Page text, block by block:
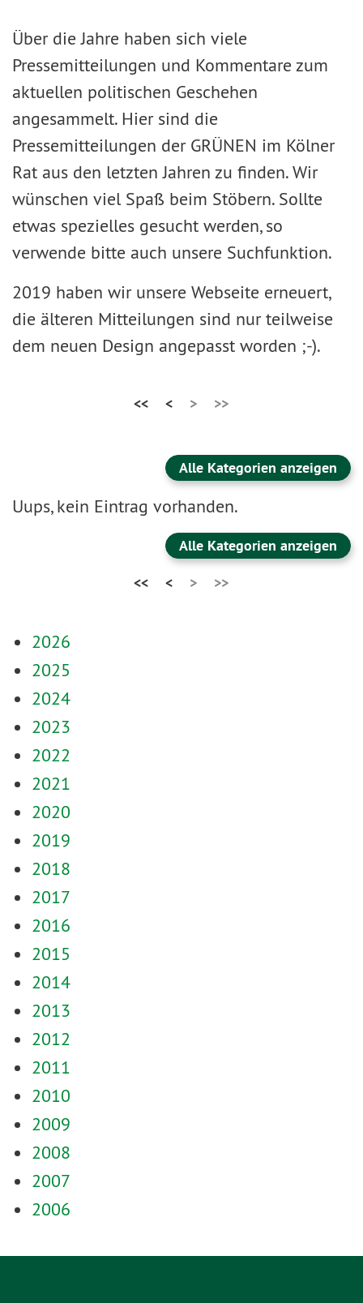
Über die Jahre haben sich viele
Pressemitteilungen und Kommentare zum
aktuellen politischen Geschehen
angesammelt. Hier sind die
Pressemitteilungen der GRÜNEN im Kölner
Rat aus den letzten Jahren zu finden. Wir
wünschen viel Spaß beim Stöbern. Sollte
etwas spezielles gesucht werden, so
verwende bitte auch unsere Suchfunktion.
2019 haben wir unsere Webseite erneuert,
die älteren Mitteilungen sind nur teilweise
dem neuen Design angepasst worden ;-).
<< < > >>
Alle Kategorien anzeigen
Uups, kein Eintrag vorhanden.
Alle Kategorien anzeigen
<<
< > >>
2026
2025
2024
2023
2022
2021
2020
2019
2018
2017
2016
2015
2014
2013
2012
2011
2010
2009
2008
2007
2006